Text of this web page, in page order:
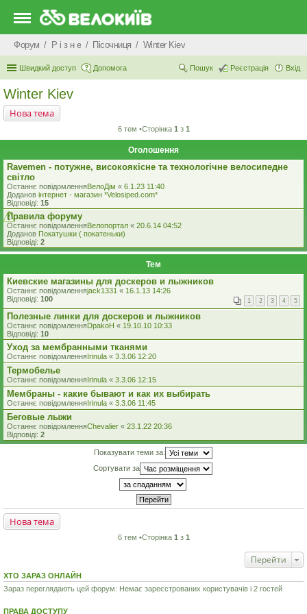
Форум Р i з н е Пісочниця Winter Kiev
Швидкий доступ Допомога Вхід
Реєстрація
Пошук
Winter Kiev
Нова тема
6 тем •Сторінка 1 з 1
Оголошення
Ravemen - потужне, високоякісне та технологічне велосипедне
світло
Останнє повідомленняВелоДім « 6.1.23 11:40
Доданов iнтернет - магазин *Velosiped.com*
Відповіді: 15
Правила форуму
Останнє повідомленняВелопортал « 20.6.14 04:52
Доданов Покатушки ( покатеньки)
Відповіді: 2
Тем
Киевские магазины для доскеров и лыжников
Останнє повідомленняjack1331 « 16.1.13 14:26
Відповіді: 100 1 2 3 4 5
Полезные линки для доскеров и лыжников
Останнє повідомленняDpakoH « 19.10.10 10:33
Відповіді: 10
Уход за мембранными тканями
Останнє повідомленняIrinula « 3.3.06 12:20
Термобелье
Останнє повідомленняIrinula « 3.3.06 12:15
Мембраны - какие бывают и как их выбирать
Останнє повідомленняIrinula « 3.3.06 11:45
Беговые лыжи
Останнє повідомленняChevalier « 23.1.22 20:36
Відповіді: 2
Показувати теми за:
Сортувати за
Нова тема
6 тем •Сторінка 1 з 1
Перейти
ХТО ЗАРАЗ ОНЛАЙН
Зараз переглядають цей форум: Немає зареєстрованих користувачів і 2 гостей
ПРАВА ДОСТУПУ